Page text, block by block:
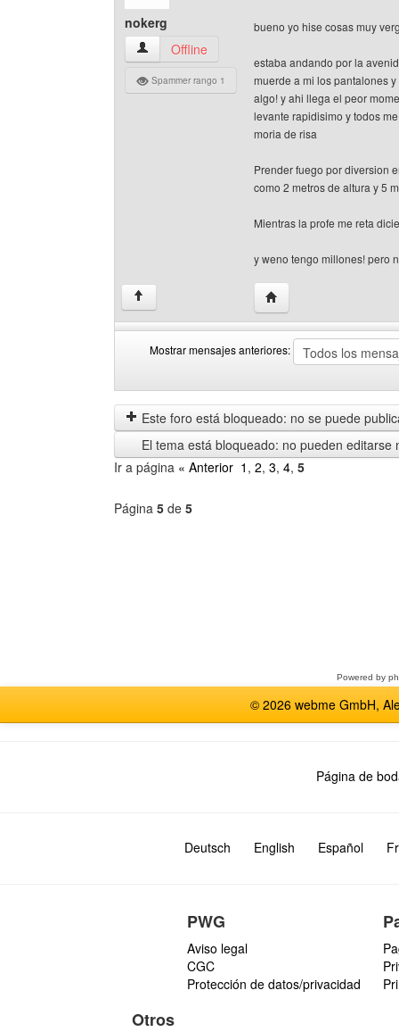
nokerg
nokerg Ver perfil del usuario
Offline
Spammer rango 1
bueno yo hise cosas muy
estaba andando por la
muerde a mi los pantalones
algo! y ahi llega el peor
levante rapidisimo y todos
moria de risa
Prender fuego por diversion
como 2 metros de altura y 5
Mientras la profe me reta
y weno tengo millones! pero
↑ Visitar sitio web del
Mostrar mensajes anteriores:
mensajes
anteriores
by
Este foro está bloqueado: no se puede
El tema está bloqueado: no pueden editarse
Ir a página « Anterior 1 , 2, 3, 4, 5
Página 5 de 5
Powered by
© 2026 webme GmbH,
Página de
Deutsch English Español
PWG
Aviso legal
CGC
Protección de datos/privacidad
Otros